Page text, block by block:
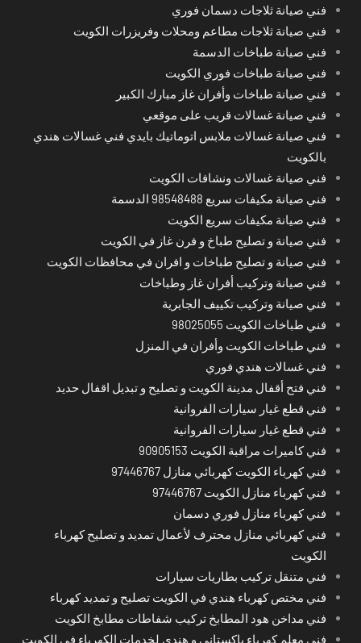
فني صيانة ثلاجات دسمان فوري
فني صيانة ثلاجات مطاعم ومحلات وفريزرات الكويت
فني صيانة طباخات الدسمة
فني صيانة طباخات فوري الكويت
فني صيانة طباخات وأفران غاز مبارك الكبير
فني صيانة غسالات قريب على موقعي
فني صيانة غسالات ملابس اتوماتيك بايدي فني غسالات هندي
بالكويت
فني صيانة غسالات ونشافات الكويت
فني صيانة مكيفات سريع 98548488 الدسمة
فني صيانة مكيفات سريع الكويت
فني صيانة و تصليح طباخ و فرن غاز في الكويت
فني صيانة و تصليح طباخات و افران في محافظات الكويت
فني صيانة وتركيب أفران غاز وطباخات
فني صيانة وتركيب تكييف الجابرية
فني طباخات الكويت 98025055
فني طباخات الكويت وأفران في المنزل
فني غسالات هندي فوري
فني فتح أقفال مدينة الكويت و تصليح و تبديل اقفال حديد
فني قطع غيار سيارات الفروانية
فني قطع غيار سيارات الفروانية
فني كاميرات مراقبة الكويت 90905153
فني كهرباء الكويت كهربائي منازل 97446767
فني كهرباء منازل الكويت 97446767
فني كهرباء منازل فوري دسمان
فني كهربائي منازل محترف لأعمال تمديد و تصليح كهرباء
الكويت
فني متنقل تركيب بطاريات سيارات
فني مختص كهرباء هندي في الكويت تصليح و تمديد كهرباء
فني مداخن هود المطابخ تركيب شفاطات مطابخ الكويت
فني معلم كهرباء باكستاني و هندي لخدمات الكهرباء في الكويت